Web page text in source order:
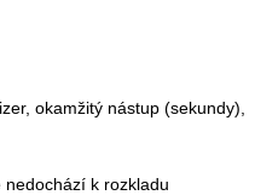
okamžitý nástup (sekundy),
k rozkladu